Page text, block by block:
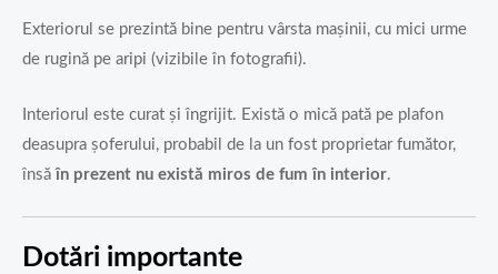
Exteriorul se prezintă bine pentru vârsta mașinii, cu mici urme
de rugină pe aripi (vizibile în fotografii).
Interiorul este curat și îngrijit. Există o mică pată pe plafon
deasupra șoferului, probabil de la un fost proprietar fumător,
însăîn prezent nu există miros de fum în interior.
Dotări importante